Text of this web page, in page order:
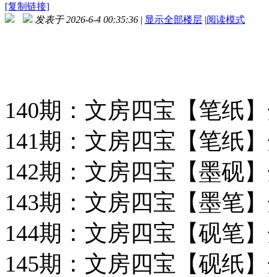
[复制链接]
发表于 2026-6-4 00:35:36 | 显示全部楼层 |阅读模式
140期：文房四宝【笔纸
141期：文房四宝【笔纸
142期：文房四宝【墨砚
143期：文房四宝【墨笔
144期：文房四宝【砚笔
145期：文房四宝【砚纸